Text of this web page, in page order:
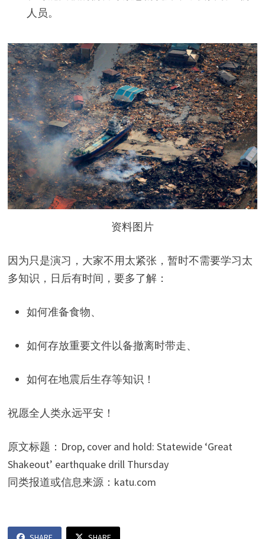
人员。
资料图片
因为只是演习，大家不用太紧张，暂时不需要学习太
多知识，日后有时间，要多了解：
如何准备食物、
如何存放重要文件以备撤离时带走、
如何在地震后生存等知识！
祝愿全人类永远平安！
原文标题：Drop, cover and hold: Statewide ‘Great
Shakeout’ earthquake drill Thursday
同类报道或信息来源：katu.com